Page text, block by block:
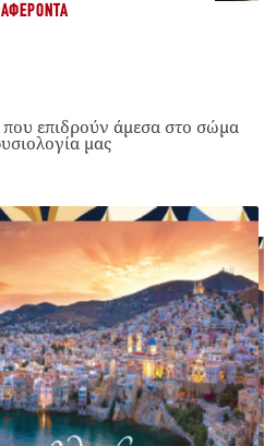
επιδρούν άμεσα στο σώμα
μας